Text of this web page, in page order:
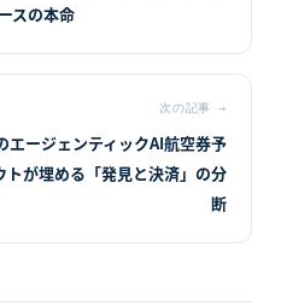
り、エージェンティックコ
中国型と米国型に分岐し始
「暗号レール宣言」、投資視
兆ドル予測」が出揃い、長期
がAIエージェント前提に書き
た。EC事業者にとっては、